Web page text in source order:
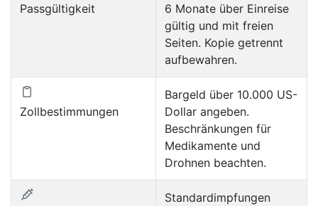
Passgültigkeit
6 Monate über Einreise
gültig und mit freien
Seiten. Kopie getrennt
aufbewahren.
Zollbestimmungen
Bargeld über 10.000 US-
Dollar angeben.
Beschränkungen für
Medikamente und
Drohnen beachten.
Standardimpfungen